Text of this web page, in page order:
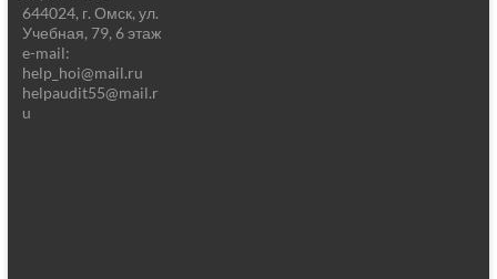
644024, г. Омск, ул.
Учебная, 79, 6 этаж
e-mail:
help_hoi@mail.ru
helpaudit55@mail.r
u